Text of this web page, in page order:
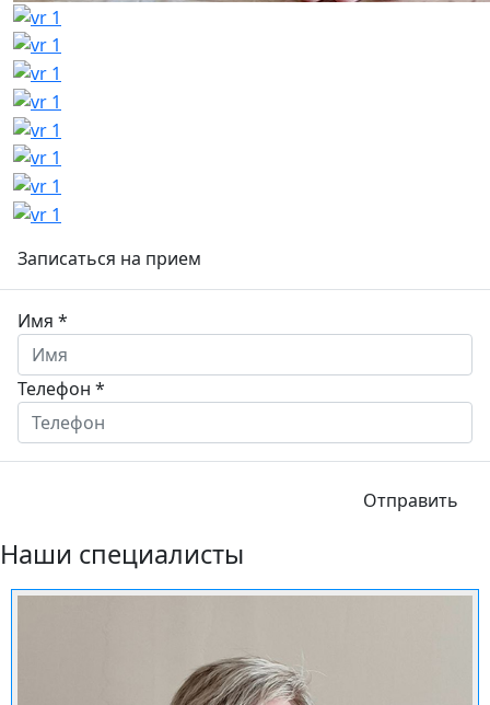
Записаться на прием
Имя *
Телефон *
Отправить
Наши специалисты